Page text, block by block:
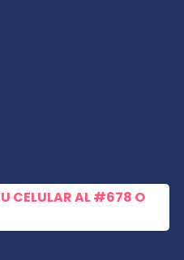
CELULAR AL#678 O